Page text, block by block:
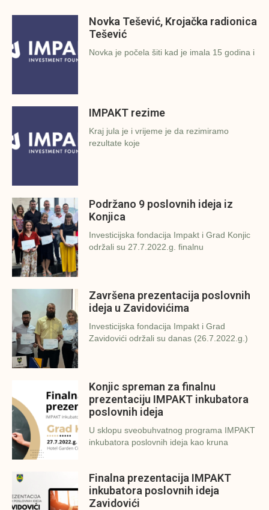
Novka Tešević, Krojačka radionica
Tešević
Novka je počela šiti kad je imala 15 godina i
IMPAKT rezime
Kraj jula je i vrijeme je da rezimiramo
rezultate koje
Podržano 9 poslovnih ideja iz
Konjica
Investicijska fondacija Impakt i Grad Konjic
održali su 27.7.2022.g. finalnu
Završena prezentacija poslovnih
ideja u Zavidovićima
Investicijska fondacija Impakt i Grad
Zavidovići održali su danas (26.7.2022.g.)
Konjic spreman za finalnu
prezentaciju IMPAKT inkubatora
poslovnih ideja
U sklopu sveobuhvatnog programa IMPAKT
inkubatora poslovnih ideja kao kruna
Finalna prezentacija IMPAKT
inkubatora poslovnih ideja
Zavidovići